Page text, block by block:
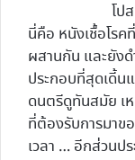
โป
นี่คือ หนังเชื้อโร
ผสานกัน และยัง
ประกอบที่สุดเดี้น
ดนตรีดูทันสมัย เ
ที่ต้องรับการมาข
เวลา … อีกส่วนป